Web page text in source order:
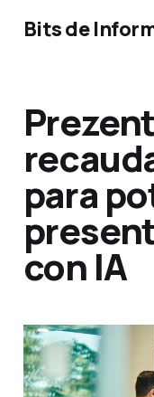
Bits de
Prezent
para
con IA